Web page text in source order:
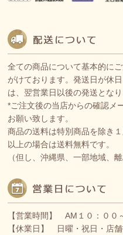
全ての商品について基本的に
がけております。発送日が休
は、翌営業日以後の発送とな
*ご注文後の当店からの確認メ
お願い致します。
商品の送料は特別商品を除き
以上の場合は送料無料です。
（但し、沖縄県、一部地域、
【営業時間】 AM１０：００
【休業日】 日曜・祝日・店